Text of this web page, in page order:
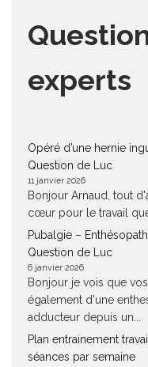
experts
Opéré d’une hernie
Question de Luc
11 janvier 2026
Bonjour Arnaud, tout
cœur pour le travail
Pubalgie –
Question de Luc
6 janvier 2026
Bonjour je vois que
également d'une
adducteur depuis un...
Plan entrainement
séances par semaine